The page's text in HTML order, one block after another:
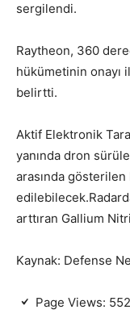
sergilendi.
Raytheon, 360
hükümetinin onayı
belirtti.
Aktif Elektronik
yanında dron
arasında
arttıran Gallium
Kaynak: Defense
Page Views: 552